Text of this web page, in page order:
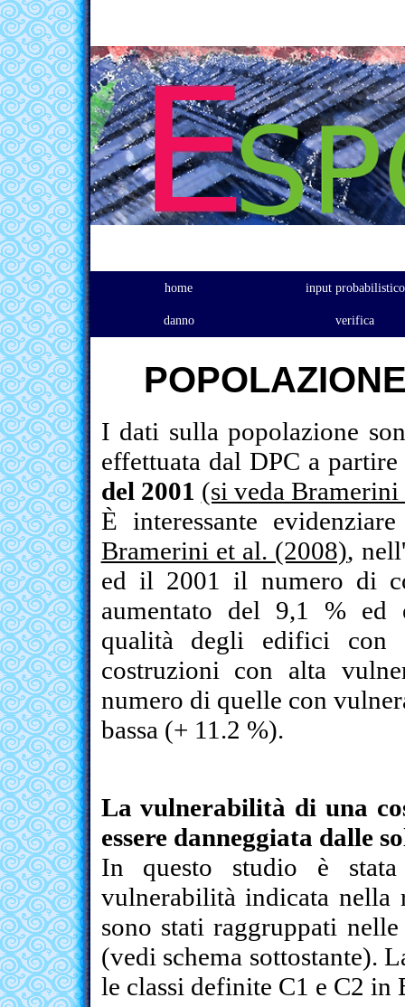
home input probabilistico
danno verifica
I dati sulla popolazione
effettuata dal DPC a
del 2001 (si veda
È interessante
Bramerini et al. (2008),
ed il 2001 il numero di
aumentato del 9,1 % ed
qualità degli edifici con
costruzioni con alta
numero di quelle con
bassa (+ 11.2 %).
La vulnerabilità di una
essere danneggiata dalle
In questo studio è stata
vulnerabilità indicata
sono stati raggruppati
(vedi schema sottostante).
le classi definite C1 e C2 in